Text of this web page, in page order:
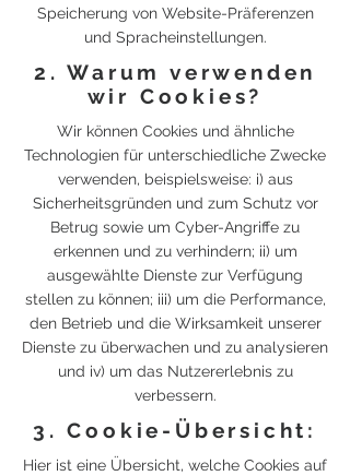
Speicherung von Website-Präferenzen
und Spracheinstellungen.
2. Warum verwenden
wir Cookies?
Wir können Cookies und ähnliche
Technologien für unterschiedliche Zwecke
verwenden, beispielsweise: i) aus
Sicherheitsgründen und zum Schutz vor
Betrug sowie um Cyber-Angriffe zu
erkennen und zu verhindern; ii) um
ausgewählte Dienste zur Verfügung
stellen zu können; iii) um die Performance,
den Betrieb und die Wirksamkeit unserer
Dienste zu überwachen und zu analysieren
und iv) um das Nutzererlebnis zu
verbessern.
3. Cookie-Übersicht:
Hier ist eine Übersicht, welche Cookies auf